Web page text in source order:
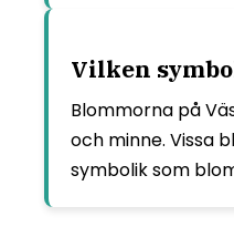
Vilken
Blommorna på
och minne. Vissa
symbolik som